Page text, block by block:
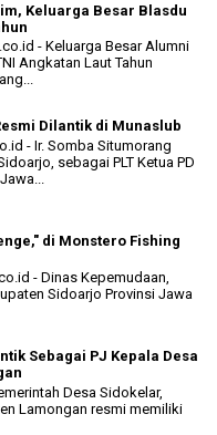
Keluarga Besar Blasdu
- Keluarga Besar Alumni
Angkatan Laut Tahun
Dilantik di Munaslub
- Ir. Somba Situmorang
sebagai PLT Ketua PD
di Monstero Fishing
- Dinas Kepemudaan,
Sidoarjo Provinsi Jawa
Sebagai PJ Kepala Desa
Desa Sidokelar,
Lamongan resmi memiliki